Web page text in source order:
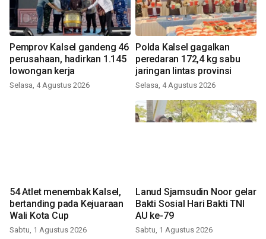
Pemprov Kalsel gandeng 46
perusahaan, hadirkan 1.145
lowongan kerja
Selasa, 4 Agustus 2026
Polda Kalsel gagalkan
peredaran 172,4 kg sabu
jaringan lintas provinsi
Selasa, 4 Agustus 2026
54 Atlet menembak Kalsel,
bertanding pada Kejuaraan
Wali Kota Cup
Sabtu, 1 Agustus 2026
Lanud Sjamsudin Noor gelar
Bakti Sosial Hari Bakti TNI
AU ke-79
Sabtu, 1 Agustus 2026